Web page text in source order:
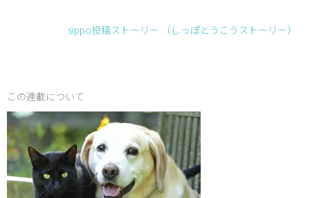
sippo投稿ストーリー （しっぽとうこうストーリ－）
この連載について